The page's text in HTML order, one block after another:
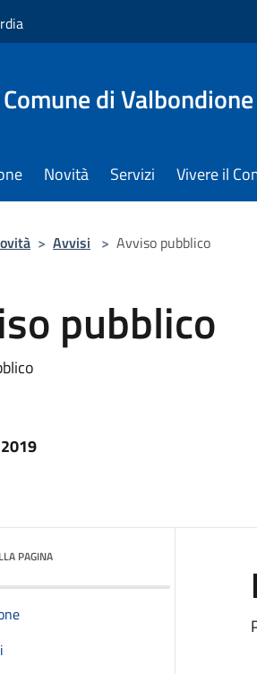
Comune di Valbondione
Novità Servizi Vivere il
> Avvisi > Avviso pubblico
pubblico
PAGINA